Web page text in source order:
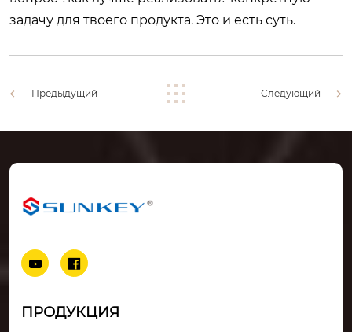
задачу для твоего продукта. Это и есть суть.
Предыдущий Следующий
 
ПРОДУКЦИЯ